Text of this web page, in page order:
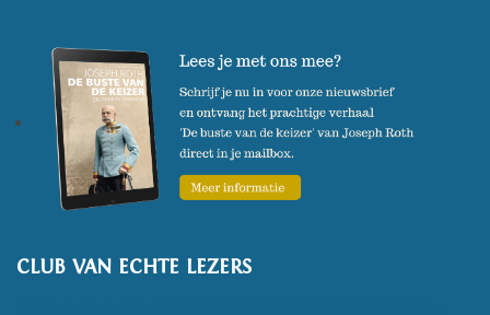
CLUB VAN ECHTE LEZERS